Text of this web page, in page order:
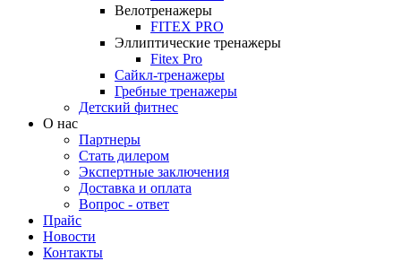
Велотренажеры
FITEX PRO
Эллиптические тренажеры
Fitex Pro
Сайкл-тренажеры
Гребные тренажеры
Детский фитнес
О нас
Партнеры
Стать дилером
Экспертные заключения
Доставка и оплата
Вопрос - ответ
Прайс
Новости
Контакты